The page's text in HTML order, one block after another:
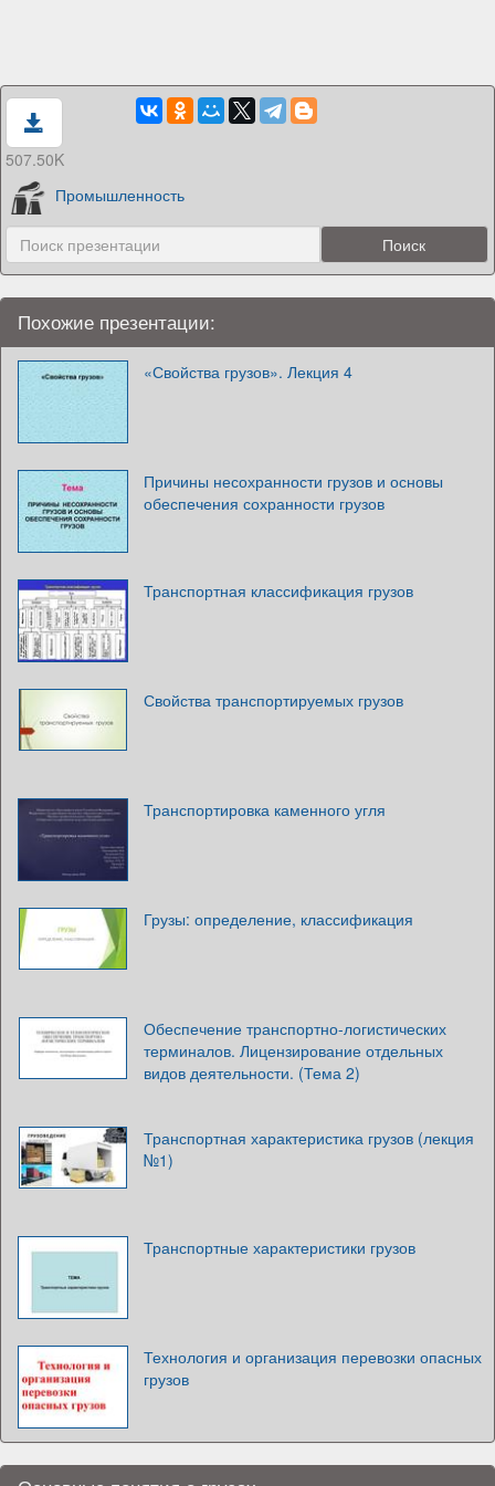
507.50K
Промышленность
Похожие презентации:
«Свойства грузов». Лекция 4
Причины несохранности грузов и основы
обеспечения сохранности грузов
Транспортная классификация грузов
Свойства транспортируемых грузов
Транспортировка каменного угля
Грузы: определение, классификация
Обеспечение транспортно-логистических
терминалов. Лицензирование отдельных
видов деятельности. (Тема 2)
Транспортная характеристика грузов (лекция
№1)
Транспортные характеристики грузов
Технология и организация перевозки опасных
грузов